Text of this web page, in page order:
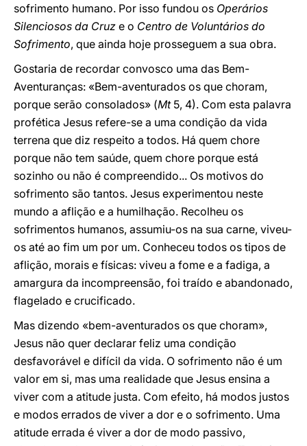
sofrimento humano. Por isso fundou os Operários
Silenciosos da Cruz e o Centro de Voluntários do
Sofrimento, que ainda hoje prosseguem a sua obra.
Gostaria de recordar convosco uma das Bem-
Aventuranças: «Bem-aventurados os que choram,
porque serão consolados» (Mt5, 4). Com esta palavra
profética Jesus refere-se a uma condição da vida
terrena que diz respeito a todos. Há quem chore
porque não tem saúde, quem chore porque está
sozinho ou não é compreendido... Os motivos do
sofrimento são tantos. Jesus experimentou neste
mundo a aflição e a humilhação. Recolheu os
sofrimentos humanos, assumiu-os na sua carne, viveu-
os até ao fim um por um. Conheceu todos os tipos de
aflição, morais e físicas: viveu a fome e a fadiga, a
amargura da incompreensão, foi traído e abandonado,
flagelado e crucificado.
Mas dizendo «bem-aventurados os que choram»,
Jesus não quer declarar feliz uma condição
desfavorável e difícil da vida. O sofrimento não é um
valor em si, mas uma realidade que Jesus ensina a
viver com a atitude justa. Com efeito, há modos justos
e modos errados de viver a dor e o sofrimento. Uma
atitude errada é viver a dor de modo passivo,